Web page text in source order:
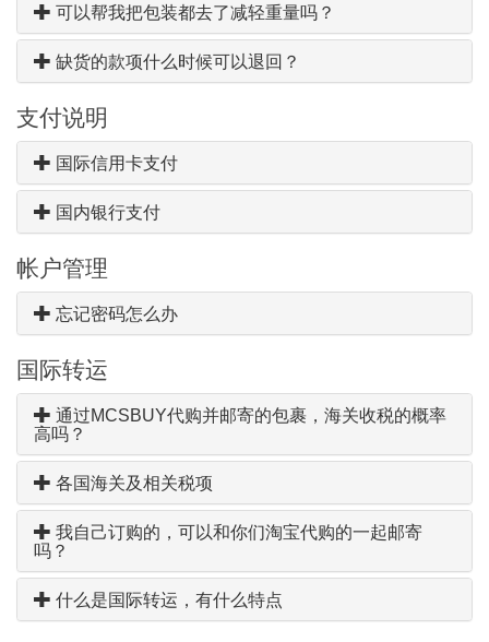
可以帮我把包装都去了减轻重量吗？
缺货的款项什么时候可以退回？
支付说明
国际信用卡支付
国内银行支付
帐户管理
忘记密码怎么办
国际转运
通过MCSBUY代购并邮寄的包裹，海关收税的概率
高吗？
各国海关及相关税项
我自己订购的，可以和你们淘宝代购的一起邮寄
吗？
什么是国际转运，有什么特点